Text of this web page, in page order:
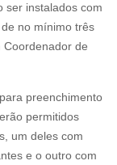
ser instalados com
no mínimo três
Coordenador de
preenchimento
permitidos
um deles com
e o outro com